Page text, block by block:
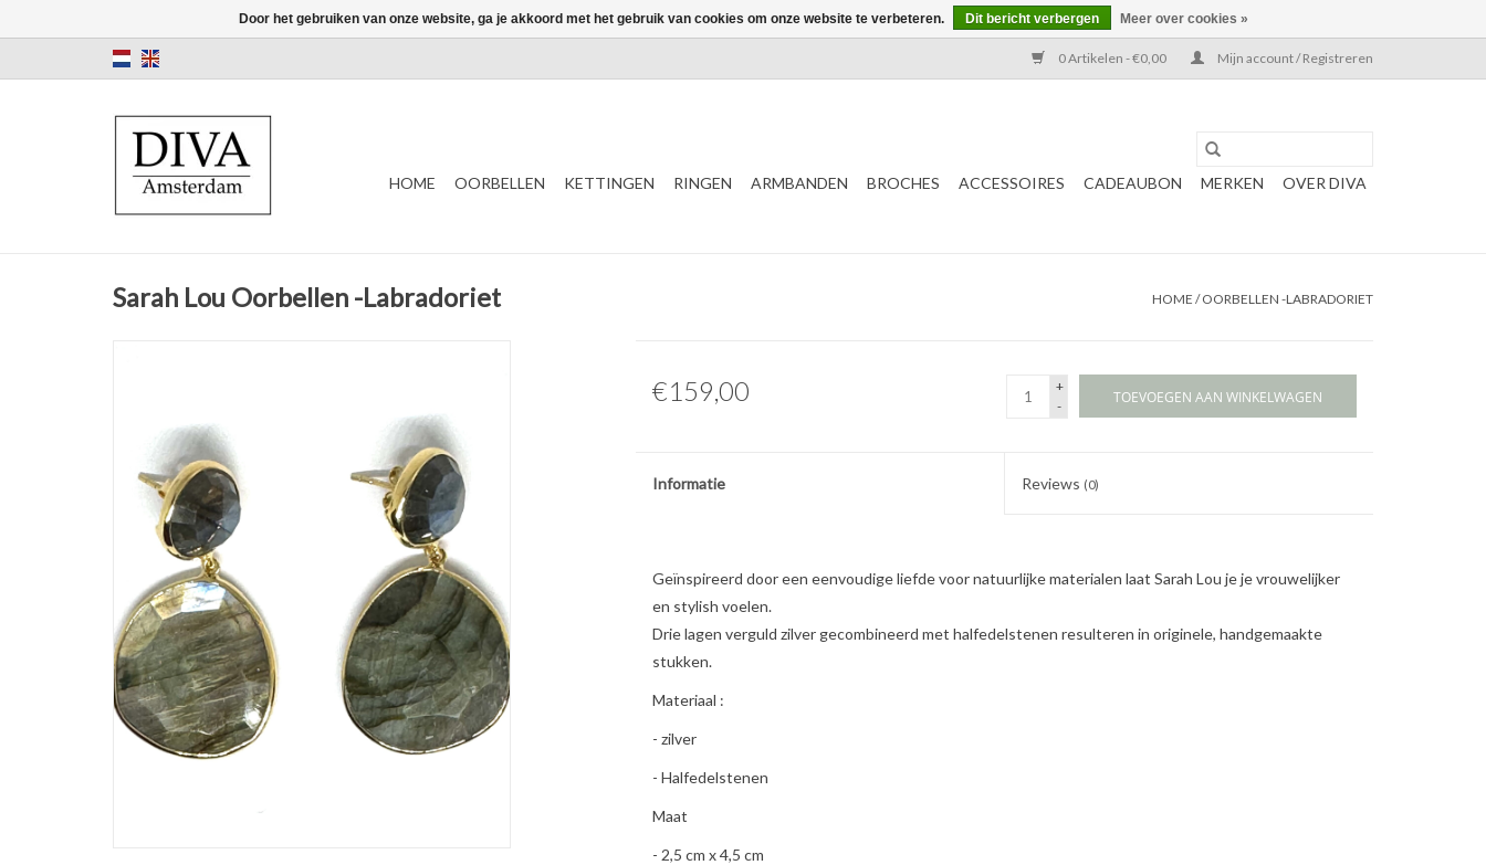
0 Artikelen - €0,00 Mijn account / Registreren
HOME OORBELLEN KETTINGEN RINGEN ARMBANDEN BROCHES ACCESSOIRES CADEAUBON MERKEN OVER DIVA
Sarah Lou Oorbellen -Labradoriet HOME /OORBELLEN -LABRADORIET
€159,00
+
-
TOEVOEGEN AAN WINKELWAGEN
Informatie Reviews (0)
Geïnspireerd door een eenvoudige liefde voor natuurlijke materialen laat Sarah Lou je je vrouwelijker
en stylish voelen.
Drie lagen verguld zilver gecombineerd met halfedelstenen resulteren in originele, handgemaakte
stukken.
Materiaal :
- zilver
- Halfedelstenen
Maat
- 2,5 cm x 4,5 cm
Door het gebruiken van onze website, ga je akkoord met het gebruik van cookies om onze website te verbeteren. Dit bericht verbergen Meer over cookies »